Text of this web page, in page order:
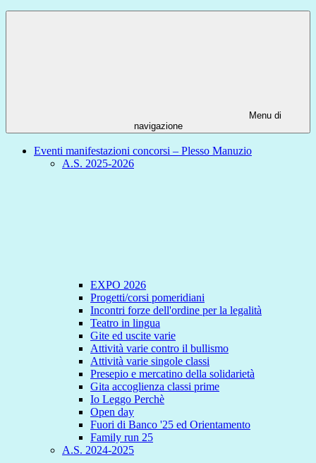
Menu di
navigazione
Eventi manifestazioni concorsi – Plesso Manuzio
A.S. 2025-2026
EXPO 2026
Progetti/corsi pomeridiani
Incontri forze dell'ordine per la legalità
Teatro in lingua
Gite ed uscite varie
Attività varie contro il bullismo
Attività varie singole classi
Presepio e mercatino della solidarietà
Gita accoglienza classi prime
Io Leggo Perchè
Open day
Fuori di Banco '25 ed Orientamento
Family run 25
A.S. 2024-2025